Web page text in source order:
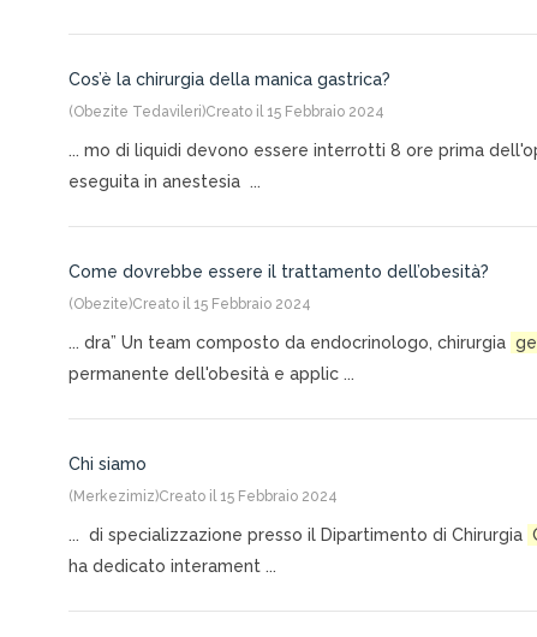
Cos’è la chirurgia della manica gastrica?
(Obezite Tedavileri)Creato il 15 Febbraio 2024
... mo di liquidi devono essere interrotti 8 ore prima
eseguita in anestesia ...
Come dovrebbe essere il trattamento dell’obesità?
(Obezite)Creato il 15 Febbraio 2024
... dra” Un team composto da endocrinologo, chirurgia
permanente dell'obesità e applic ...
Chi siamo
(Merkezimiz)Creato il 15 Febbraio 2024
... di specializzazione presso il Dipartimento di Chirurgia
ha dedicato interament ...